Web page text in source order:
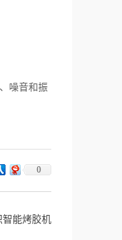
噪音和振
0
智能烤胶机